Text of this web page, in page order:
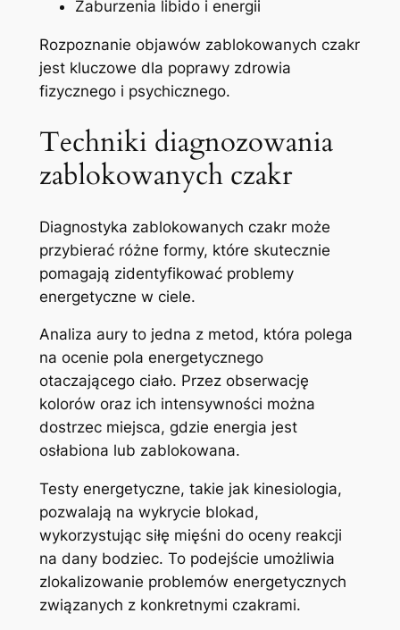
Zaburzenia libido i energii
Rozpoznanie objawów zablokowanych czakr
jest kluczowe dla poprawy zdrowia
fizycznego i psychicznego.
Techniki diagnozowania
zablokowanych czakr
Diagnostyka zablokowanych czakr może
przybierać różne formy, które skutecznie
pomagają zidentyfikować problemy
energetyczne w ciele.
Analiza aury to jedna z metod, która polega
na ocenie pola energetycznego
otaczającego ciało. Przez obserwację
kolorów oraz ich intensywności można
dostrzec miejsca, gdzie energia jest
osłabiona lub zablokowana.
Testy energetyczne, takie jak kinesiologia,
pozwalają na wykrycie blokad,
wykorzystując siłę mięśni do oceny reakcji
na dany bodziec. To podejście umożliwia
zlokalizowanie problemów energetycznych
związanych z konkretnymi czakrami.